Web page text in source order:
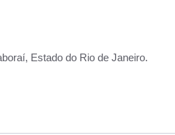
Estado do Rio de Janeiro.